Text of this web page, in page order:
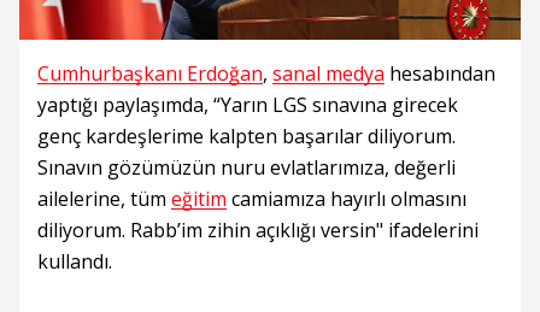
Cumhurbaşkanı Erdoğan, sanal medya hesabından
yaptığı paylaşımda, “Yarın LGS sınavına girecek
genç kardeşlerime kalpten başarılar diliyorum.
Sınavın gözümüzün nuru evlatlarımıza, değerli
ailelerine, tüm eğitim camiamıza hayırlı olmasını
diliyorum. Rabb’im zihin açıklığı versin" ifadelerini
kullandı.